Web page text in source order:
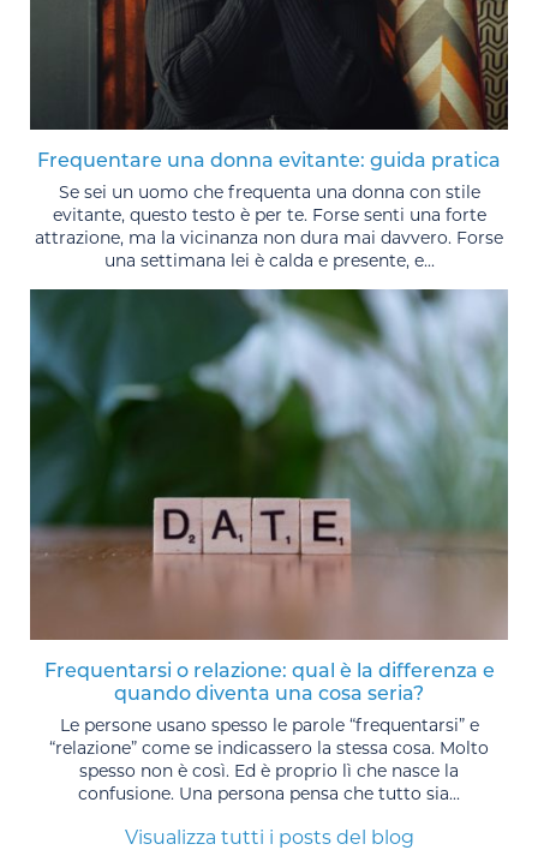
Frequentare una donna evitante: guida pratica
Se sei un uomo che frequenta una donna con stile
evitante, questo testo è per te. Forse senti una forte
attrazione, ma la vicinanza non dura mai davvero. Forse
una settimana lei è calda e presente, e...
Frequentarsi o relazione: qual è la differenza e
quando diventa una cosa seria?
Le persone usano spesso le parole “frequentarsi” e
“relazione” come se indicassero la stessa cosa. Molto
spesso non è così. Ed è proprio lì che nasce la
confusione. Una persona pensa che tutto sia...
Visualizza tutti i posts del blog